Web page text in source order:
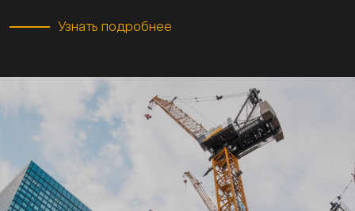
Узнать подробнее